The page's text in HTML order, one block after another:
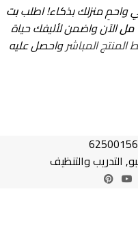
واحمِ منزلك بذكاء! اطلببت
الآن واضمن لأليفك حياة
المنتج المباشرواحصل عليه
, التدريب والتنظيف